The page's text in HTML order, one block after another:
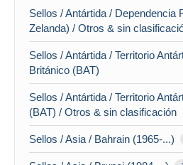
Sellos / Antártida / Dependencia
Zelanda) / Otros & sin
Sellos / Antártida / Territorio
Británico (BAT)
Sellos / Antártida / Territorio
(BAT) / Otros & sin clasificación
Sellos / Asia / Bahrain (1965-...)